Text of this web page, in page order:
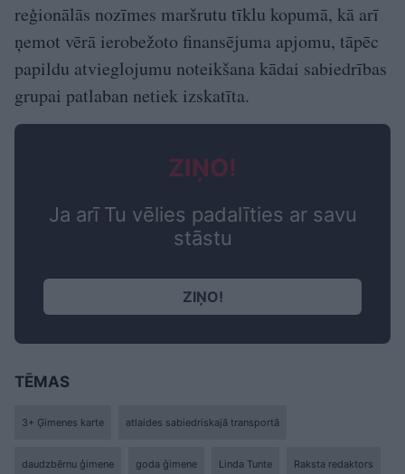
reģionālās nozīmes maršrutu tīklu kopumā, kā arī
ņemot vērā ierobežoto finansējuma apjomu, tāpēc
papildu atvieglojumu noteikšana kādai sabiedrības
grupai patlaban netiek izskatīta.
ZIŅO!
Ja arī Tu vēlies padalīties ar savu
stāstu
ZIŅO!
TĒMAS
3+ Ģimenes karte atlaides sabiedriskajā transportā
daudzbērnu ģimene goda ģimene Linda Tunte Raksta redaktors